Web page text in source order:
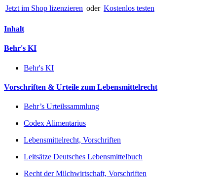
Jetzt im Shop lizenzieren oder Kostenlos testen
Inhalt
Behr's KI
Behr's KI
Vorschriften & Urteile zum Lebensmittelrecht
Behr’s Urteilssammlung
Codex Alimentarius
Lebensmittelrecht, Vorschriften
Leitsätze Deutsches Lebensmittelbuch
Recht der Milchwirtschaft, Vorschriften